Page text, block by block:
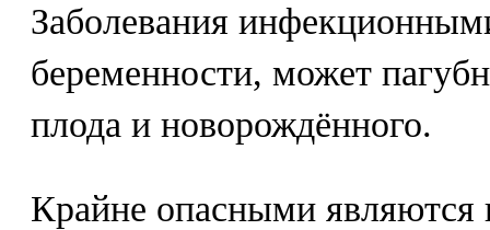
Заболевания
беременности, может
плода и новорождённого.
Крайне опасными являются